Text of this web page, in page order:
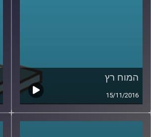
המוח רץ
15/11/2016